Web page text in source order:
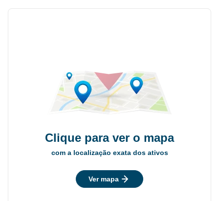
Clique para ver o mapa
com a localização exata dos ativos
Ver mapa